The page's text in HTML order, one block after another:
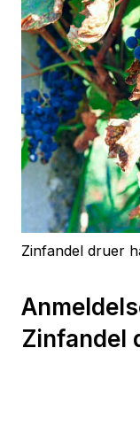
Zinfandel druer
Zinfandel